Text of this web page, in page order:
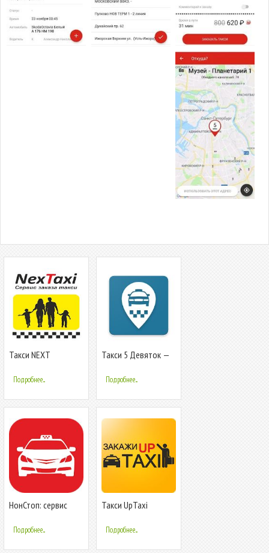
Такси NEXT
Подробнее...
Такси 5 Девяток —
Подробнее...
НонСтоп: сервис
Подробнее...
Такси UpTaxi
Подробнее...